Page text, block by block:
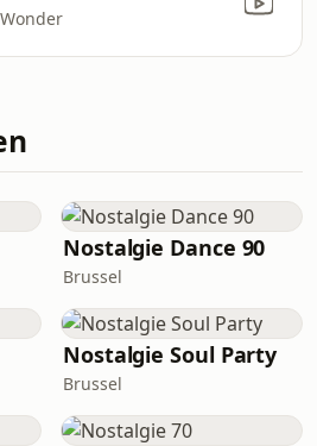
Nostalgie Dance 90
Brussel
Nostalgie Soul Party
Brussel